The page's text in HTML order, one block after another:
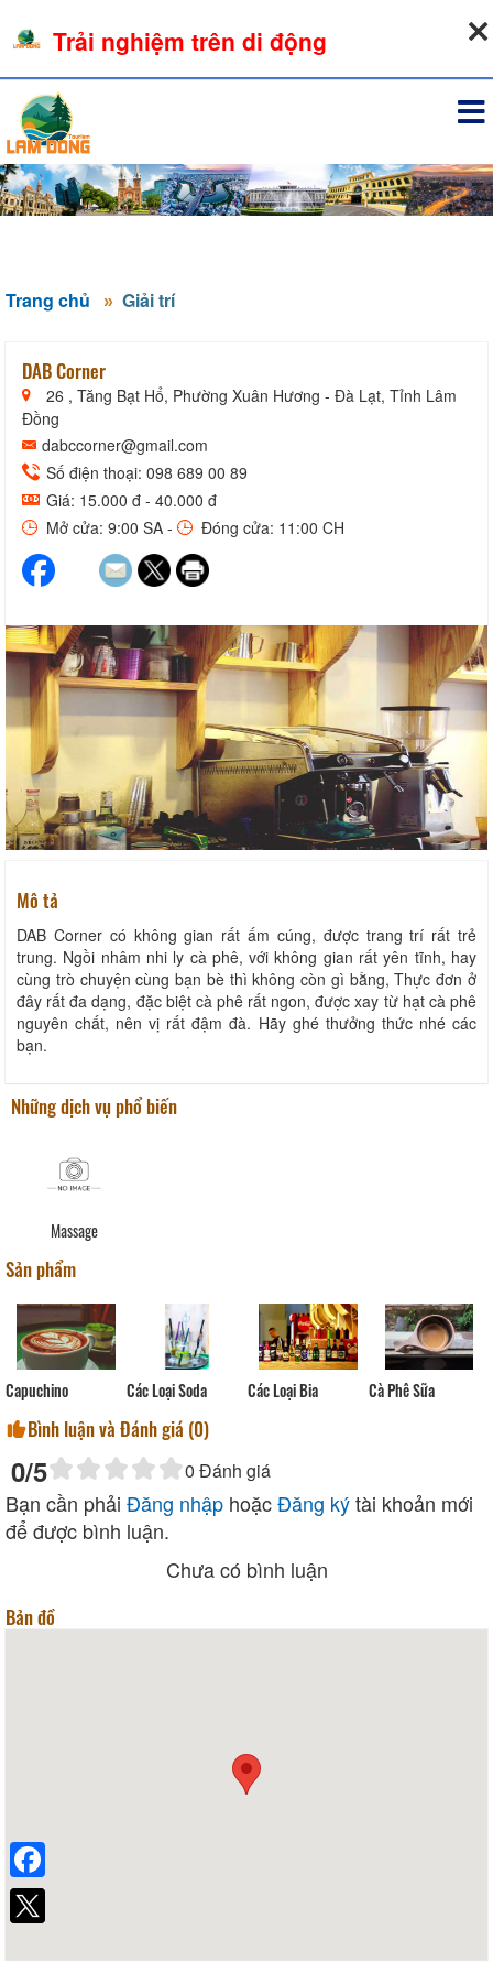
Trang chủ Giải trí
DAB Corner
26 , Tăng Bạt Hổ, Phường Xuân Hương - Đà Lạt, Tỉnh Lâm
Đồng
dabccorner@gmail.com
Số điện thoại: 098 689 00 89
Giá: 15.000 đ - 40.000 đ
Mở cửa: 9:00 SA -
Đóng cửa: 11:00 CH
Mô tả
DAB Corner có không gian rất ấm cúng, được trang trí rất trẻ
trung. Ngồi nhâm nhi ly cà phê, với không gian rất yên tĩnh, hay
cùng trò chuyện cùng bạn bè thì không còn gì bằng, Thực đơn ở
đây rất đa dạng, đặc biệt cà phê rất ngon, được xay từ hạt cà phê
nguyên chất, nên vị rất đậm đà. Hãy ghé thưởng thức nhé các
bạn.
Những dịch vụ phổ biến
Massage
Sản phẩm
Capuchino Các Loại Soda Các Loại Bia Cà Phê Sữa
Bình luận và Đánh giá (0)
0/5 0 Đánh giá
Bạn cần phải Đăng nhập hoặcĐăng kýtài khoản mới
để được bình luận.
Chưa có bình luận
Bản đồ
Trải nghiệm trên di động
Facebook